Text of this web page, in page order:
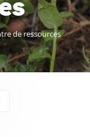
de ressources